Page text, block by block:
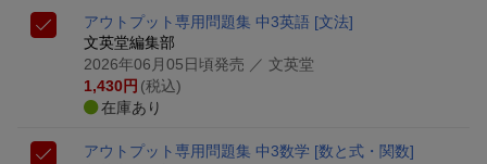
アウトプット専用問題集 中3英語 [文法]
文英堂編集部
2026年06月05日頃発売 ／ 文英堂
1,430円 (税込)
在庫あり
アウトプット専用問題集 中3数学 [数と式・関数]